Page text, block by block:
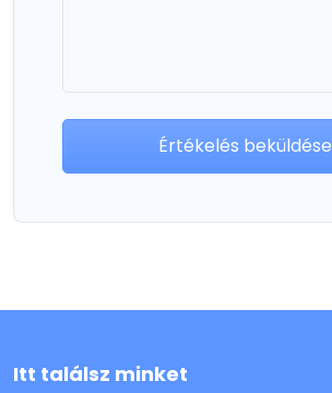
Értékelés beküldése
Itt találsz minket